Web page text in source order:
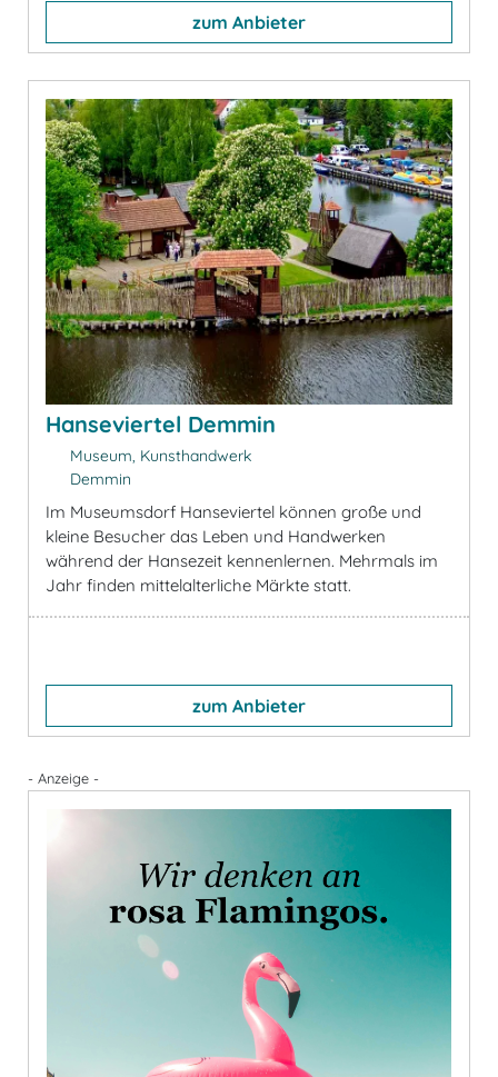
zum Anbieter
Hanseviertel Demmin
Museum, Kunsthandwerk
Demmin
Im Museumsdorf Hanseviertel können große und
kleine Besucher das Leben und Handwerken
während der Hansezeit kennenlernen. Mehrmals im
Jahr finden mittelalterliche Märkte statt.
zum Anbieter
- Anzeige -